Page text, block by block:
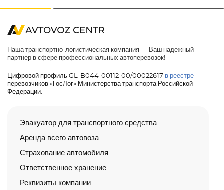
Наша транспортно-логистическая компания — Ваш надежный
партнер в сфере профессиональных автоперевозок!
Цифровой профиль GL-B044-00112-00/00022617 в реестре
перевозчиков «ГосЛог» Министерства транспорта Российской
Федерации.
Эвакуатор для транспортного средства
Аренда всего автовоза
Страхование автомобиля
Ответственное хранение
Реквизиты компании